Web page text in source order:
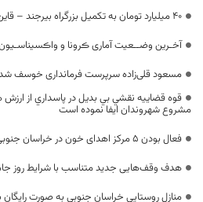
۴۰ میلیارد تومان به تکمیل بزرگراه بیرجند – قاین اختصاص یافت
آخـرین وضــعیت آماری ڪرونا و
مسعود قلی‌زاده سرپرست فرمانداری خوسف
قوه قضاییه نقشي بي بديل در پاسداري از ارزش
مشروع شهروندان ايفا نموده است
فعال بودن 5 مرکز اهدای خون در خراسان جنوبی
هدف وقف‌هایی جدید متناسب با شرایط روز
منازل روستایی خراسان جنوبی به صورت